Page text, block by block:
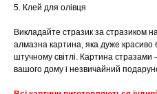
5. Клей для олівця
Викладайте стразик за стразиком
алмазна картина, яка дуже
штучному світлі. Картина
вашого дому і незвичайний